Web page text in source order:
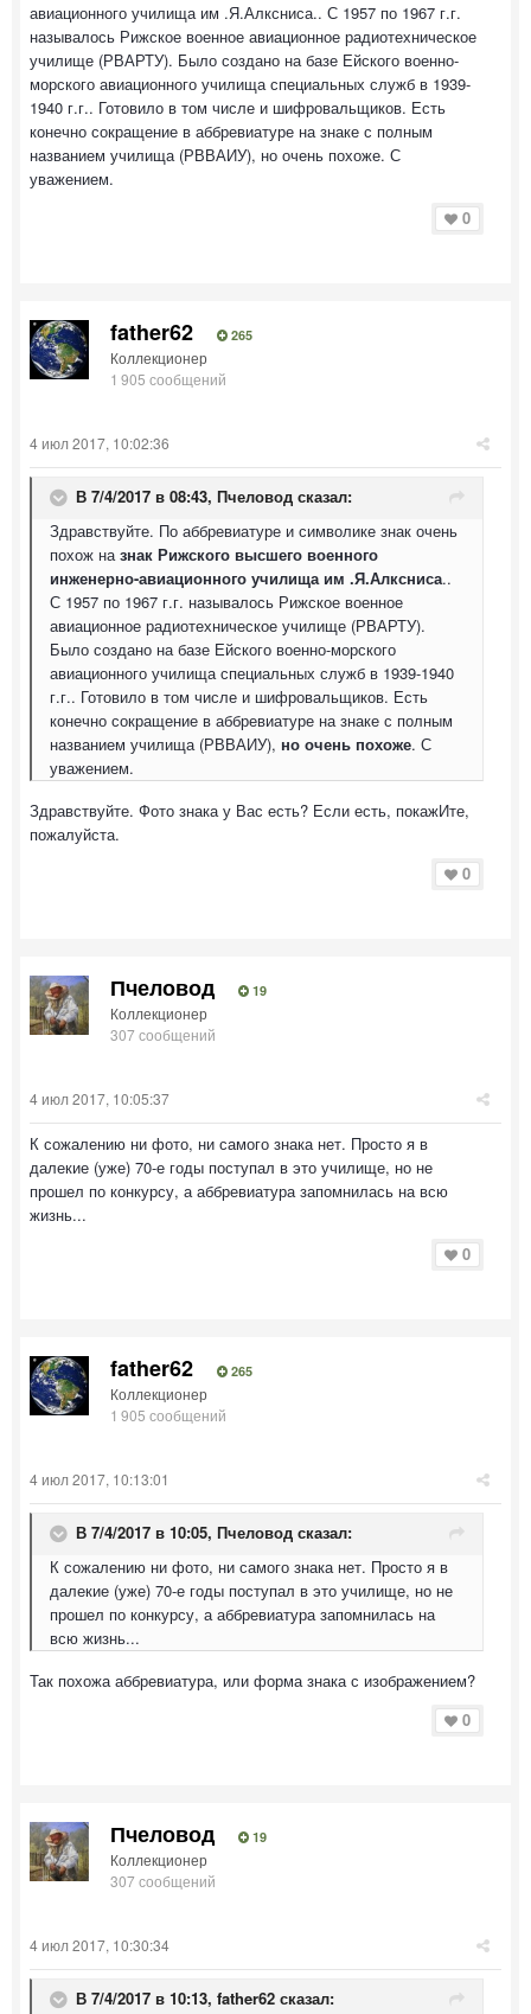
авиационного училища им .Я.Алксниса.. С 1957 по 1967 г.г.
называлось Рижское военное авиационное радиотехническое
училище (РВАРТУ). Было создано на базе Ейского военно-
морского авиационного училища специальных служб в 1939-
1940 г.г.. Готовило в том числе и шифровальщиков. Есть
конечно сокращение в аббревиатуре на знаке с полным
названием училища (РВВАИУ), но очень похоже. С
уважением.
0
father62 265
Коллекционер
1 905 сообщений
4 июл 2017, 10:02:36
В 7/4/2017 в 08:43, Пчеловод сказал:
Здравствуйте. По аббревиатуре и символике знак очень
похож на знак Рижского высшего военного
инженерно-авиационного училища им .Я.Алксниса..
С 1957 по 1967 г.г. называлось Рижское военное
авиационное радиотехническое училище (РВАРТУ).
Было создано на базе Ейского военно-морского
авиационного училища специальных служб в 1939-1940
г.г.. Готовило в том числе и шифровальщиков. Есть
конечно сокращение в аббревиатуре на знаке с полным
названием училища (РВВАИУ), но очень похоже. С
уважением.
Здравствуйте. Фото знака у Вас есть? Если есть, покажИте,
пожалуйста.
0
Пчеловод 19
Коллекционер
307 сообщений
4 июл 2017, 10:05:37
К сожалению ни фото, ни самого знака нет. Просто я в
далекие (уже) 70-е годы поступал в это училище, но не
прошел по конкурсу, а аббревиатура запомнилась на всю
жизнь...
0
father62 265
Коллекционер
1 905 сообщений
4 июл 2017, 10:13:01
В 7/4/2017 в 10:05, Пчеловод сказал:
К сожалению ни фото, ни самого знака нет. Просто я в
далекие (уже) 70-е годы поступал в это училище, но не
прошел по конкурсу, а аббревиатура запомнилась на
всю жизнь...
Так похожа аббревиатура, или форма знака с изображением?
0
Пчеловод 19
Коллекционер
307 сообщений
4 июл 2017, 10:30:34
В 7/4/2017 в 10:13, father62 сказал: